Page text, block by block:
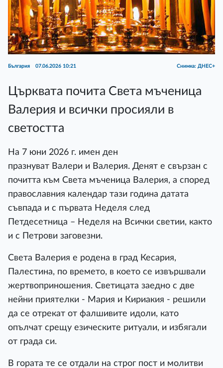
България 07.06.2026 10:21 Снимка: ДНЕС+
Църквата почита Света мъченица
Валерия и всички просияли в
светостта
На 7 юни 2026 г. имен ден
празнуват Валери и Валерия. Денят е свързан с
почитта към Света мъченица Валерия, а според
православния календар тази година датата
съвпада и с първата Неделя след
Петдесетница – Неделя на Всички светии, както
и с Петрови заговезни.
Света Валерия е родена в град Кесария,
Палестина, по времето, в което се извършвали
жертвоприношения. Светицата заедно с две
нейни приятелки - Мария и Кириакия - решили
да се отрекат от фалшивите идоли, като
опълчат срещу езическите ритуали, и избягали
от града си.
В гората те се отдали на строг пост и молитви